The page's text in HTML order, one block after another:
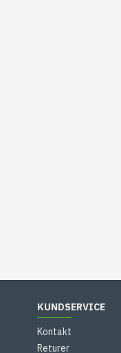
KUNDSERVICE
Kontakt
Returer